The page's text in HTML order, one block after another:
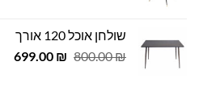
500.00 ₪.שולחן אוכל 120 אורך
800.00₪
המחיר
699.00 ₪